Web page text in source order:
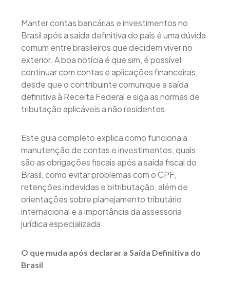
Manter contas bancárias e investimentos no
Brasil após a saída definitiva do país é uma dúvida
comum entre brasileiros que decidem viver no
exterior. A boa notícia é que sim, é possível
continuar com contas e aplicações financeiras,
desde que o contribuinte comunique a saída
definitiva à Receita Federal e siga as normas de
tributação aplicáveis a não residentes.
Este guia completo explica como funciona a
manutenção de contas e investimentos, quais
são as obrigações fiscais após a saída fiscal do
Brasil, como evitar problemas com o CPF,
retenções indevidas e bitributação, além de
orientações sobre planejamento tributário
internacional e a importância da assessoria
jurídica especializada.
O que muda após declarar a Saída Definitiva do
Brasil